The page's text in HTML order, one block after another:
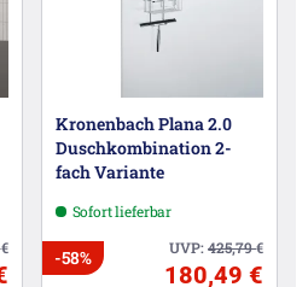
€
Kronenbach Plana 2.0
Duschkombination 2-
fach Variante
Sofort lieferbar
UVP:425,79€
-58%
180,49 €